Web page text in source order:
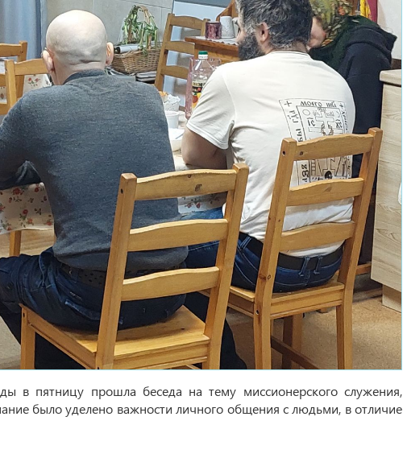
в пятницу прошла беседа на тему миссионерского служения,
было уделено важности личного общения с людьми, в отличие